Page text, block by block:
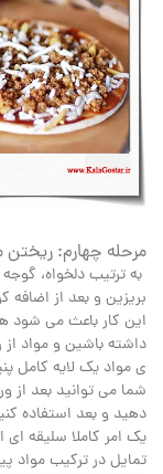
مرحله چهارم: ریختن
به ترتیب دلخواه،
بریزین و بعد از اضافه
این کار باعث می شود
داشته باشین و مواد
ی مواد یک لایه کامل
شما می توانید بعد از
دهید و بعد استفاده
یک امر کاملا سلیقه
تمایل در ترکیب مواد